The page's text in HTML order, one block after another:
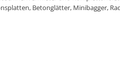
Betonglätter, Minibagger,